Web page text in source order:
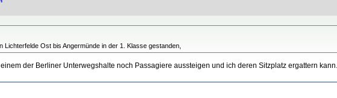
Ost bis Angermünde in der 1. Klasse gestanden,
der Berliner Unterwegshalte noch Passagiere aussteigen und ich deren Sitzplatz ergattern kann.